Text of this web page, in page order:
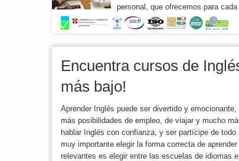
personal, que ofrecemos para
Encuentra cursos de
más bajo!
Aprender Inglés puede ser divertido y
más posibilidades de empleo, de viajar y mucho
hablar Inglés con confianza, y ser partícipe de
muy importante elegir la forma correcta de
relevantes es elegir entre las escuelas de idiomas